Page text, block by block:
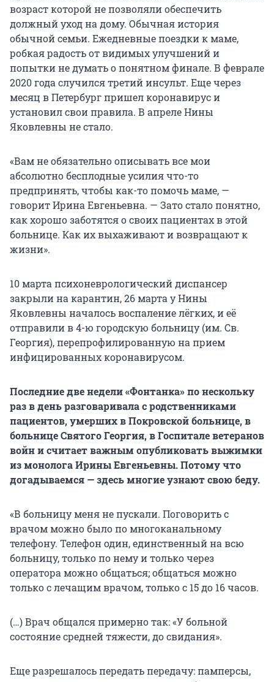
возраст которой не позволяли обеспечить
должный уход на дому. Обычная история
обычной семьи. Ежедневные поездки к маме,
робкая радость от видимых улучшений и
попытки не думать о понятном финале. В феврале
2020 года случился третий инсульт. Еще через
месяц в Петербург пришел коронавирус и
установил свои правила. В апреле Нины
Яковлевны не стало.
«Вам не обязательно описывать все мои
абсолютно бесплодные усилия что-то
предпринять, чтобы как-то помочь маме, —
говорит Ирина Евгеньевна. — Зато стало понятно,
как хорошо заботятся о своих пациентах в этой
больнице. Как их выхаживают и возвращают к
жизни».
10 марта психоневрологический диспансер
закрыли на карантин, 26 марта у Нины
Яковлевны началось воспаление лёгких, и её
отправили в 4-ю городскую больницу (им. Св.
Георгия), перепрофилированную на прием
инфицированных коронавирусом.
Последние две недели «Фонтанка» по нескольку
раз в день разговаривала с родственниками
пациентов, умерших в Покровской больнице, в
больнице Святого Георгия, в Госпитале ветеранов
войн и считает важным опубликовать выжимки
из монолога Ирины Евгеньевны. Потому что
догадываемся — здесь многие узнают свою беду.
«В больницу меня не пускали. Поговорить с
врачом можно было по многоканальному
телефону. Телефон один, единственный на всю
больницу, только по нему и только через
оператора можно общаться; общаться можно
только с лечащим врачом, только с 15 до 16 часов.
(…) Врач общался примерно так: «У больной
состояние средней тяжести, до свидания».
Еще разрешалось передать передачу: памперсы,